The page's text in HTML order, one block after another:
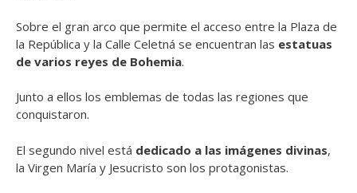
Sobre el gran arco que permite el acceso entre la Plaza de
la República y la Calle Celetná se encuentran las estatuas
de varios reyes de Bohemia.
Junto a ellos los emblemas de todas las regiones que
conquistaron.
El segundo nivel está dedicado a las imágenes divinas,
la Virgen María y Jesucristo son los protagonistas.